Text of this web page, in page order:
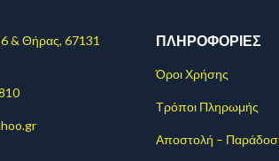
& Θήρας, 67131
ΠΛΗΡΟΦΟΡΊΕΣ
Όροι Χρήσης
Τρόποι Πληρωμής
Αποστολή –